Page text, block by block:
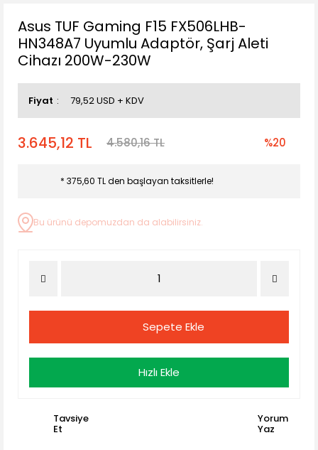
Asus TUF Gaming F15 FX506LHB-
HN348A7 Uyumlu Adaptör, Şarj Aleti
Cihazı 200W-230W
Fiyat 79,52 USD + KDV
3.645,12 TL 4.580,16 TL %20
* 375,60 TL den başlayan taksitlerle!
Bu ürünü depomuzdan da alabilirsiniz.
Sepete Ekle
Hızlı Ekle
Tavsiye
Et
Yorum
Yaz